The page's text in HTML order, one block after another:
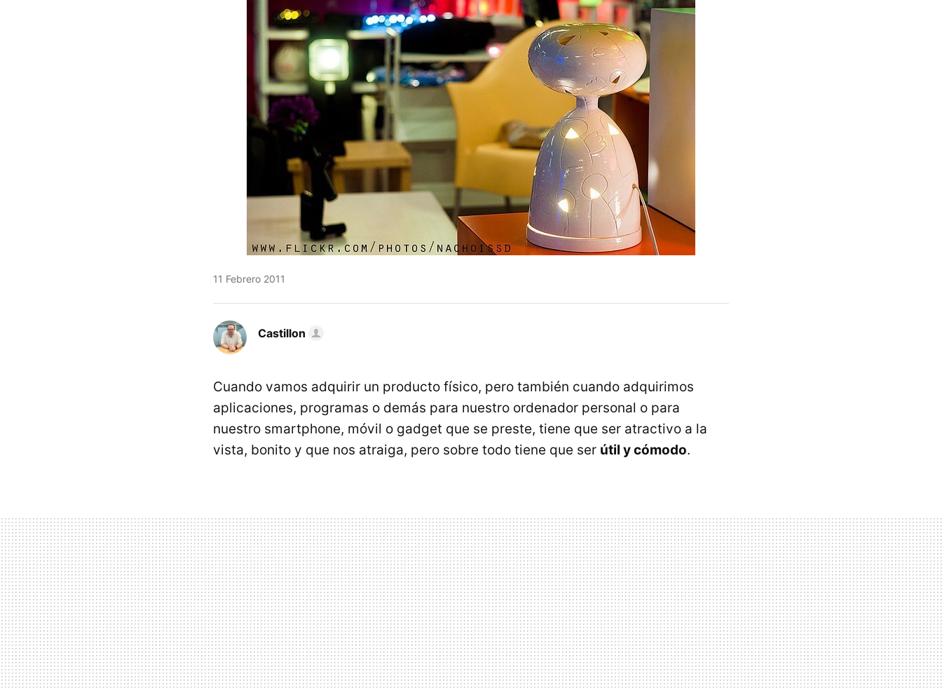
11 Febrero 2011
Castillon
Cuando vamos adquirir un producto físico, pero también cuando adquirimos
aplicaciones, programas o demás para nuestro ordenador personal o para
nuestro smartphone, móvil o gadget que se preste, tiene que ser atractivo a la
vista, bonito y que nos atraiga, pero sobre todo tiene que ser útil y cómodo.